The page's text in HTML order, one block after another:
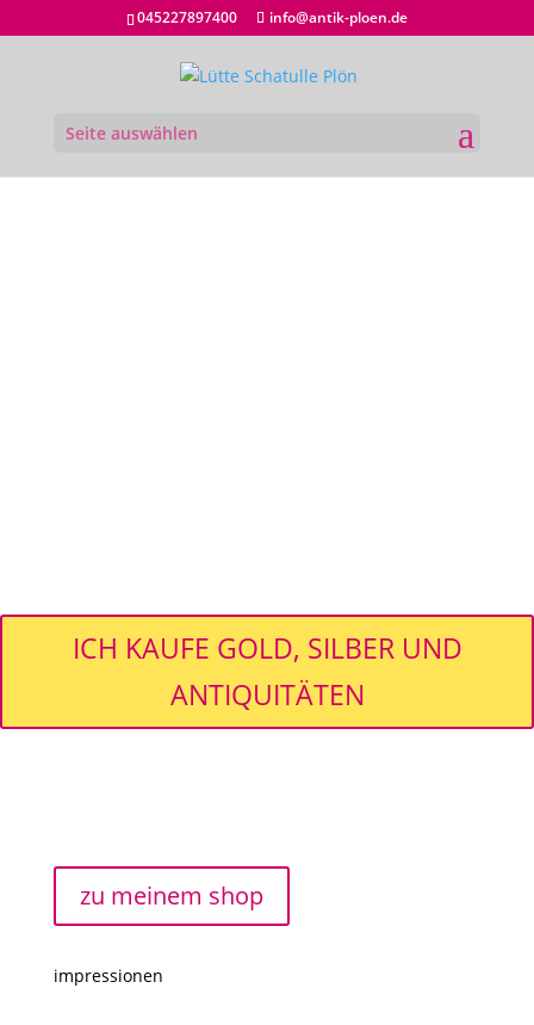
045227897400 info@antik-ploen.de
Seite auswählen
ICH KAUFE GOLD, SILBER UND
ANTIQUITÄTEN
zu meinem shop
impressionen